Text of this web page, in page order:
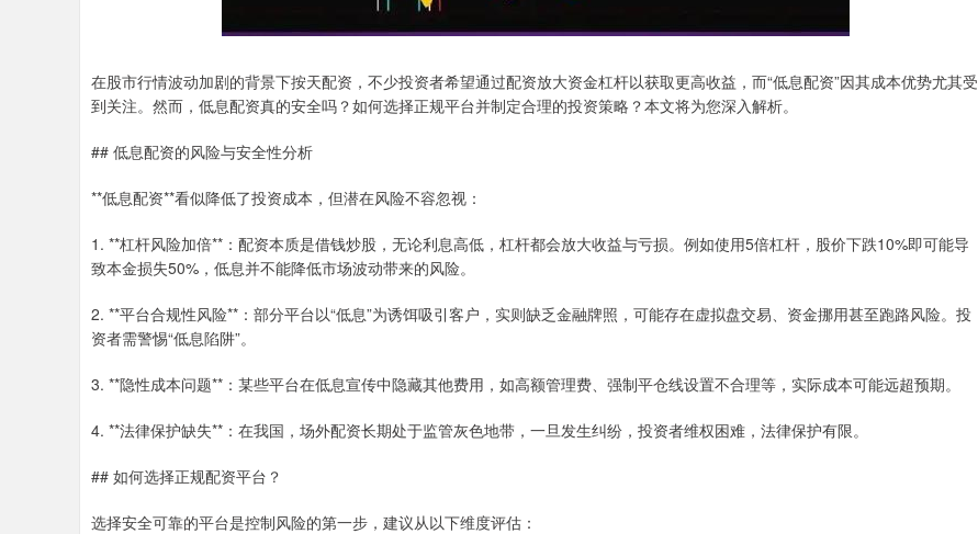
在股市行情波动加剧的背景下按天配资，不少投资者希望通过配资放大资金杠杆以获取更高收益，而“低息配资”因其成本优势尤其受
到关注。然而，低息配资真的安全吗？如何选择正规平台并制定合理的投资策略？本文将为您深入解析。
## 低息配资的风险与安全性分析
**低息配资**看似降低了投资成本，但潜在风险不容忽视：
1. **杠杆风险加倍**：配资本质是借钱炒股，无论利息高低，杠杆都会放大收益与亏损。例如使用5倍杠杆，股价下跌10%即可能导
致本金损失50%，低息并不能降低市场波动带来的风险。
2. **平台合规性风险**：部分平台以“低息”为诱饵吸引客户，实则缺乏金融牌照，可能存在虚拟盘交易、资金挪用甚至跑路风险。投
资者需警惕“低息陷阱”。
3. **隐性成本问题**：某些平台在低息宣传中隐藏其他费用，如高额管理费、强制平仓线设置不合理等，实际成本可能远超预期。
4. **法律保护缺失**：在我国，场外配资长期处于监管灰色地带，一旦发生纠纷，投资者维权困难，法律保护有限。
## 如何选择正规配资平台？
选择安全可靠的平台是控制风险的第一步，建议从以下维度评估：